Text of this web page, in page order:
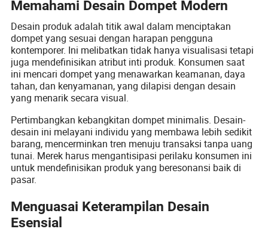
Memahami Desain Dompet Modern
Desain produk adalah titik awal dalam menciptakan
dompet yang sesuai dengan harapan pengguna
kontemporer. Ini melibatkan tidak hanya visualisasi tetapi
juga mendefinisikan atribut inti produk. Konsumen saat
ini mencari dompet yang menawarkan keamanan, daya
tahan, dan kenyamanan, yang dilapisi dengan desain
yang menarik secara visual.
Pertimbangkan kebangkitan dompet minimalis. Desain-
desain ini melayani individu yang membawa lebih sedikit
barang, mencerminkan tren menuju transaksi tanpa uang
tunai. Merek harus mengantisipasi perilaku konsumen ini
untuk mendefinisikan produk yang beresonansi baik di
pasar.
Menguasai Keterampilan Desain
Esensial